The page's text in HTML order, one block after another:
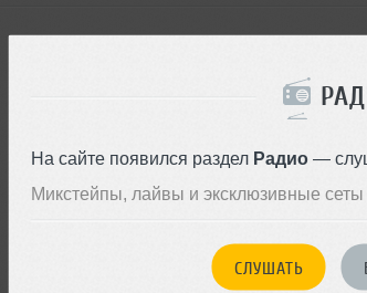
На сайте появился раздел Радио—
Микстейпы, лайвы и эксклюзивные
СЛУШАТЬ